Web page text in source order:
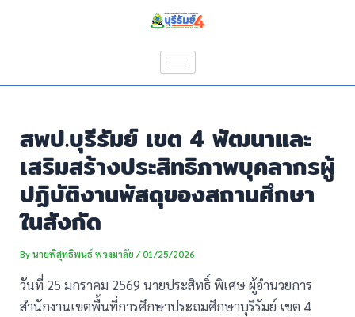
สพป.บุรีรัมย์ เขต 4 พัฒนาและ
เสริมสร้างประสิทธิภาพบุคลากรผู้
ปฏิบัติงานพัสดุของสถานศึกษา
ในสังกัด
Byนายพิสุทธิพนธ์ พวงมาลัย/01/25/2026
วันที่ 25 มกราคม 2569 นายประสิทธิ์ พิเศษ ผู้อำนวยการ
สำนักงานเขตพื้นที่การศึกษาประถมศึกษาบุรีรัมย์ เขต 4